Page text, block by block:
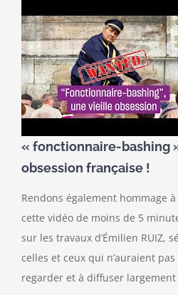
« fonctionnaire-bashing
obsession française !
Rendons également hommage
cette vidéo de moins de 5
sur les travaux d’Émilien RUIZ,
celles et ceux qui n’auraient
regarder et à diffuser largement